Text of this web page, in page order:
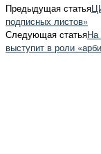
Предыдущая статья
подписных листов»
Следующая статьяНа
выступит в роли